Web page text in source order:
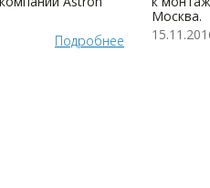
Подробнее
Москва.